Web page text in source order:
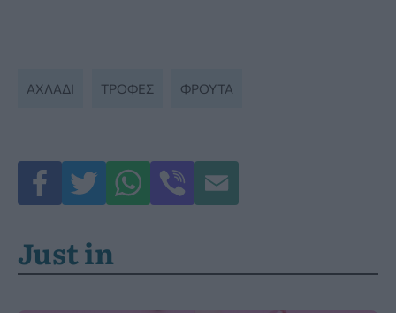
ΑΧΛΆΔΙ ΤΡΟΦΈΣ ΦΡΟΥΤΑ
Just in